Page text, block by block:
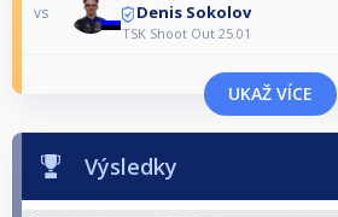
vs Denis Sokolov
TSK Shoot Out 25.01
UKAŽ VÍCE
Výsledky